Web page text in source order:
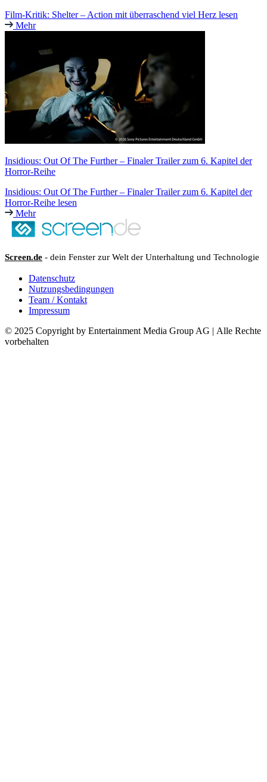
Film-Kritik: Shelter – Action mit überraschend viel Herz lesen
Mehr
Insidious: Out Of The Further – Finaler Trailer zum 6. Kapitel der
Horror-Reihe
Insidious: Out Of The Further – Finaler Trailer zum 6. Kapitel der
Horror-Reihe lesen
Mehr
Screen.de - dein Fenster zur Welt der Unterhaltung und Technologie
Datenschutz
Nutzungsbedingungen
Team / Kontakt
Impressum
© 2025 Copyright by Entertainment Media Group AG | Alle Rechte
vorbehalten